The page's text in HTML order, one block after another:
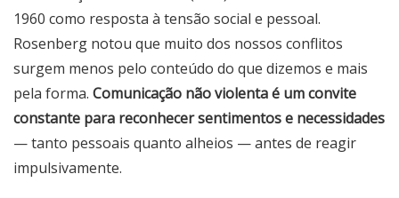
1960 como resposta à tensão social e pessoal.
Rosenberg notou que muito dos nossos conflitos
surgem menos pelo conteúdo do que dizemos e mais
pela forma. Comunicação não violenta é um convite
constante para reconhecer sentimentos e necessidades
— tanto pessoais quanto alheios — antes de reagir
impulsivamente.